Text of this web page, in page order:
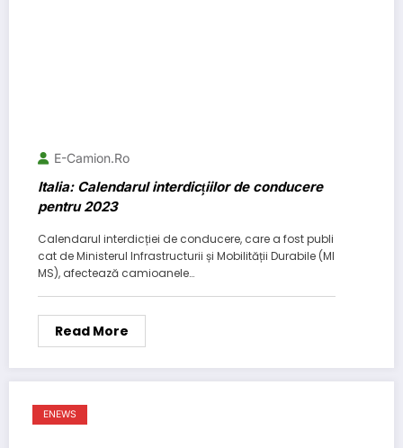
E-Camion.ro
Italia: Calendarul interdicțiilor de conducere
pentru 2023
Calendarul interdicției de conducere, care a fost publi
cat de Ministerul Infrastructurii și Mobilității Durabile (MI
MS), afectează camioanele…
Read More
ENEWS